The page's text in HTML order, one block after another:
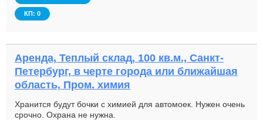
КП: 0
Аренда, Теплый склад, 100 кв.м., Санкт-
Петербург, в черте города или ближайшая
область, Пром. химия
Хранится будут бочки с химией для автомоек. Нужен очень
срочно. Охрана не нужна.